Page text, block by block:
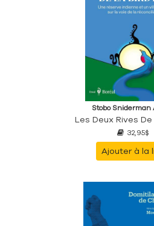
Stobo Sniderman
Les Deux Rives
32,95$
Ajouter à la